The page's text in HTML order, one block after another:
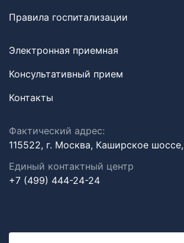
Правила госпитализации
Электронная приемная
Консультативный прием
Контакты
Фактический адрес:
115522, г. Москва, Каширское
Единый контактный центр
+7 (499) 444-24-24